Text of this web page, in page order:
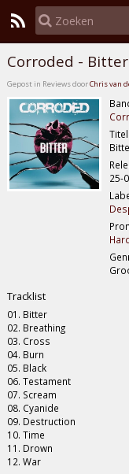
Corroded - Bitter
Gepost in Reviews doorChris van
Titel
25-
Tracklist
01. Bitter
02. Breathing
03. Cross
04. Burn
05. Black
06. Testament
07. Scream
08. Cyanide
09. Destruction
10. Time
11. Drown
12. War